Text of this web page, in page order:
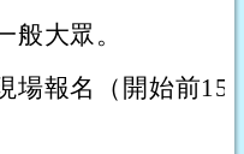
般大眾。
場報名（開始前15